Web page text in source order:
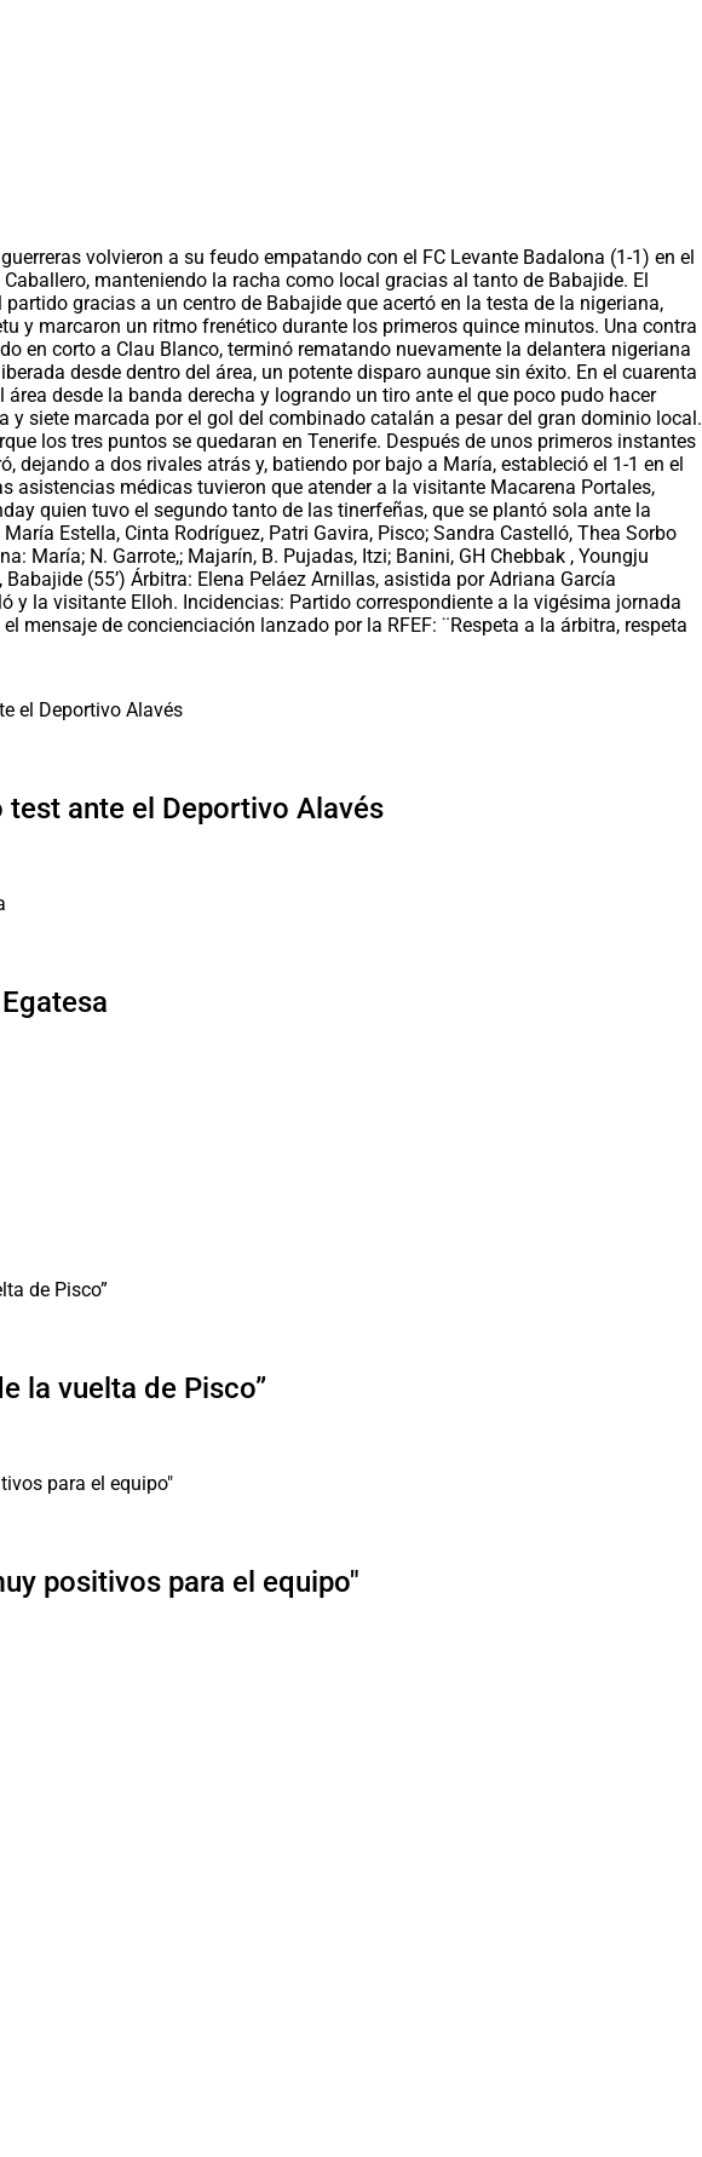
volvieron a su feudo empatando con el FC Levante Badalona (1-1) en el
manteniendo la racha como local gracias al tanto de Babajide. El
gracias a un centro de Babajide que acertó en la testa de la nigeriana,
y marcaron un ritmo frenético durante los primeros quince minutos. Una contra
en corto a Clau Blanco, terminó rematando nuevamente la delantera nigeriana
desde dentro del área, un potente disparo aunque sin éxito. En el cuarenta
desde la banda derecha y logrando un tiro ante el que poco pudo hacer
siete marcada por el gol del combinado catalán a pesar del gran dominio local.
los tres puntos se quedaran en Tenerife. Después de unos primeros instantes
a dos rivales atrás y, batiendo por bajo a María, estableció el 1-1 en el
médicas tuvieron que atender a la visitante Macarena Portales,
quien tuvo el segundo tanto de las tinerfeñas, que se plantó sola ante la
Estella, Cinta Rodríguez, Patri Gavira, Pisco; Sandra Castelló, Thea Sorbo
María; N. Garrote,; Majarín, B. Pujadas, Itzi; Banini, GH Chebbak , Youngju
Babajide (55’) Árbitra: Elena Peláez Arnillas, asistida por Adriana García
y la visitante Elloh. Incidencias: Partido correspondiente a la vigésima jornada
de concienciación lanzado por la RFEF: ¨Respeta a la árbitra, respeta
test ante el Deportivo Alavés
la vuelta de Pisco”
positivos para el equipo"